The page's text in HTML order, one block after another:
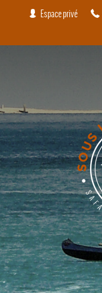
Espace privé